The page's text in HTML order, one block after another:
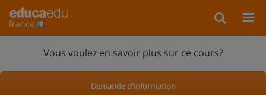
france
Vous voulez en savoir plus sur ce cours?
Demande d'information